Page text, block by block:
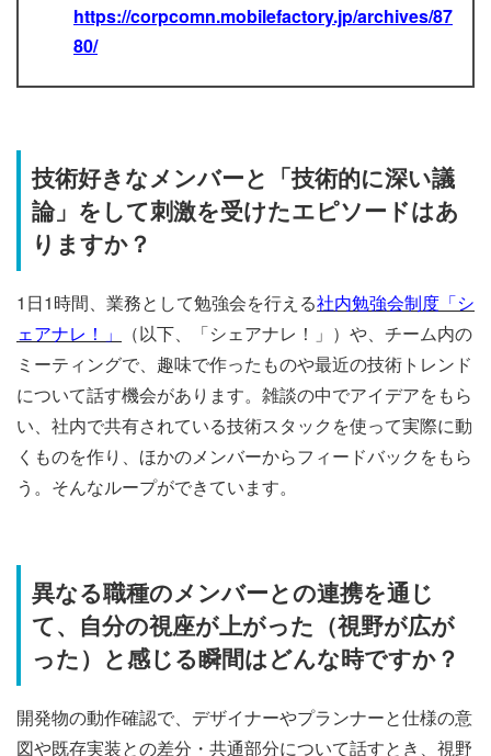
https://corpcomn.mobilefactory.jp/archives/87
80/
技術好きなメンバーと「技術的に深い議
論」をして刺激を受けたエピソードはあ
りますか？
1日1時間、業務として勉強会を行える社内勉強会制度「シ
ェアナレ！」
（以下、「シェアナレ！」）や、チーム内の
ミーティングで、趣味で作ったものや最近の技術トレンド
について話す機会があります。雑談の中でアイデアをもら
い、社内で共有されている技術スタックを使って実際に動
くものを作り、ほかのメンバーからフィードバックをもら
う。そんなループができています。
異なる職種のメンバーとの連携を通じ
て、自分の視座が上がった（視野が広が
った）と感じる瞬間はどんな時ですか？
開発物の動作確認で、デザイナーやプランナーと仕様の意
図や既存実装との差分・共通部分について話すとき、視野